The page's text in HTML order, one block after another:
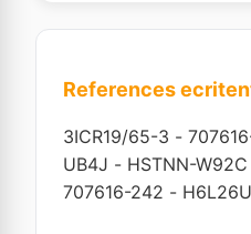
References
3ICR19/65-3 -
UB4J - HSTNN-W92C
707616-242 -